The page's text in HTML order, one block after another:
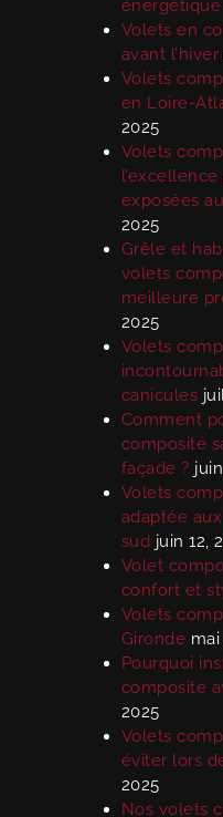
énergétique
Volets en
avant l’hiver
Volets
en Loire-
2025
Volets
exposées
2025
Grêle et
volets
meilleure
2025
Volets
canicules
Comment
composite
façade ?
Volets
adaptée
sud juin 12,
Volet
confort et
Volets
Gironde mai
Pourquoi
composite
2025
Volets
éviter lors
2025
Nos volets